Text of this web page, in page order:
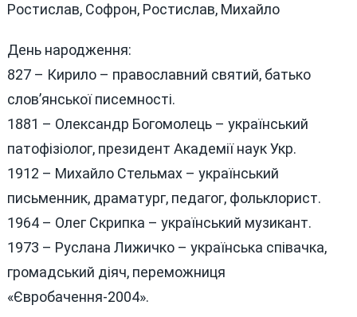
Ростислав, Софрон, Ростислав, Михайло
День народження:
827 – Кирило – православний святий, батько
слов’янської писемності.
1881 – Олександр Богомолець – український
патофізіолог, президент Академії наук Укр.
1912 – Михайло Стельмах – український
письменник, драматург, педагог, фольклорист.
1964 – Олег Скрипка – український музикант.
1973 – Руслана Лижичко – українська співачка,
громадський діяч, переможниця
«Євробачення-2004».